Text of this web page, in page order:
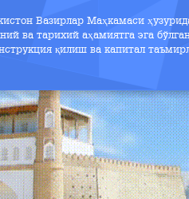
Вазирлар Маҳкамаси
ва тарихий аҳамиятга эга
қилиш ва капитал